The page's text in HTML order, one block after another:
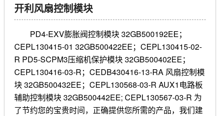
开利风扇控制模块
PD4-EXV膨胀阀控制模块 32GB500192EE；
CEPL130415-01 32GB500422EE；CEPL130415-02-
R PD5-SCPM3压缩机保护模块 32GB500402EE；
CEPL130416-03-R；CEDB430416-13-RA 风扇控制模
块 32GB500432EE；CEPL130568-03-R AUX1电路板
辅助控制模块 32GB500442EE; CEPL130567-03-R 为
了节约您的宝贵时间，正确提供您所需的产品，我们建